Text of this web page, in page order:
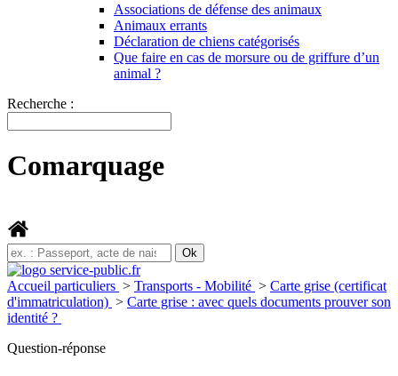
Associations de défense des animaux
Animaux errants
Déclaration de chiens catégorisés
Que faire en cas de morsure ou de griffure d’un
animal ?
Recherche :
Comarquage
Accueil particuliers > Transports - Mobilité > Carte grise (certificat
d'immatriculation) > Carte grise : avec quels documents prouver son
identité ?
Question-réponse